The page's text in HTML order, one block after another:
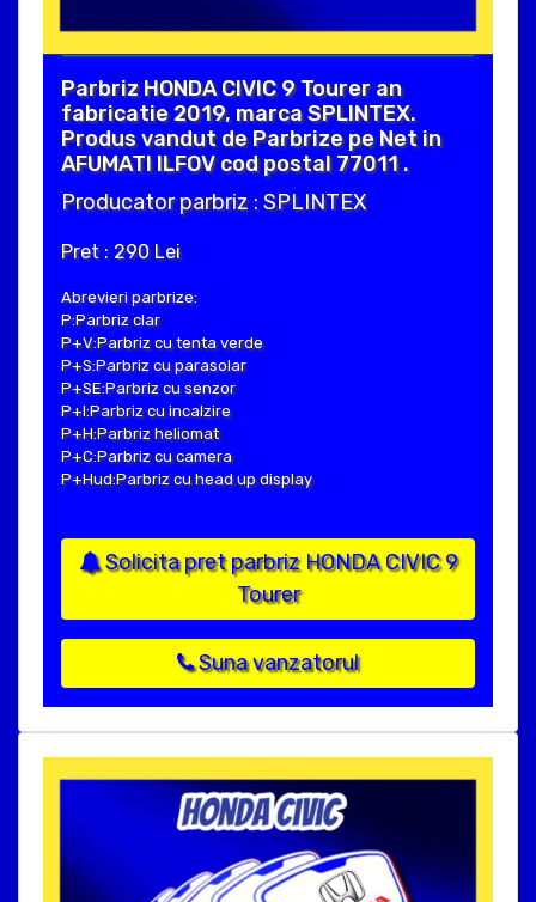
Parbriz HONDA CIVIC 9 Tourer an
fabricatie 2019, marca SPLINTEX.
Produs vandut de Parbrize pe Net in
AFUMATI ILFOV cod postal 77011 .
Producator parbriz : SPLINTEX
Pret : 290 Lei
Abrevieri parbrize:
P:Parbriz clar
P+V:Parbriz cu tenta verde
P+S:Parbriz cu parasolar
P+SE:Parbriz cu senzor
P+I:Parbriz cu incalzire
P+H:Parbriz heliomat
P+C:Parbriz cu camera
P+Hud:Parbriz cu head up display
Solicita pret parbriz HONDA CIVIC 9
Tourer
Suna vanzatorul